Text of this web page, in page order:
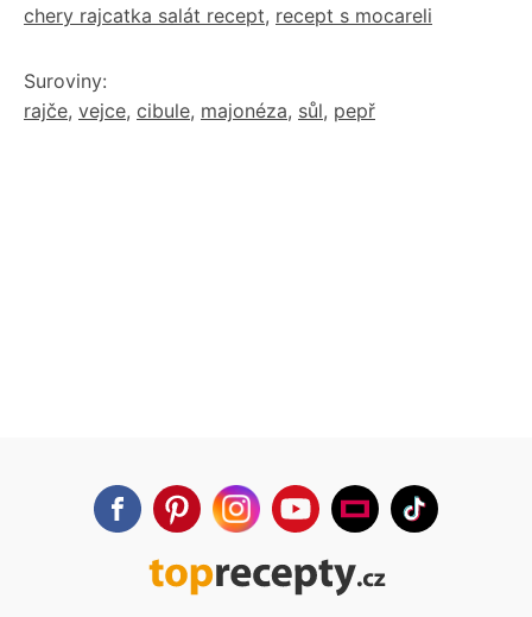
chery rajcatka salát recept, recept s mocareli
Suroviny:
rajče, vejce, cibule, majonéza, sůl, pepř